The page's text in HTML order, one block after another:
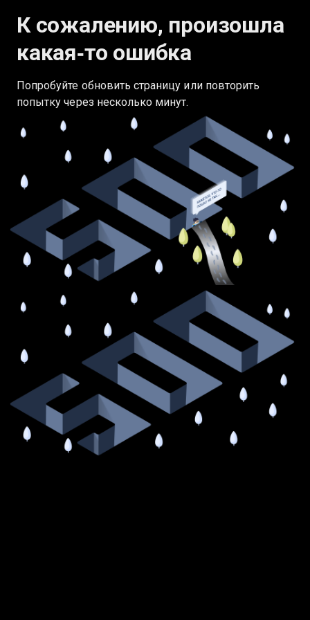
К сожалению, произошла
какая‑то ошибка
Попробуйте обновить страницу или повторить
попытку через несколько минут.